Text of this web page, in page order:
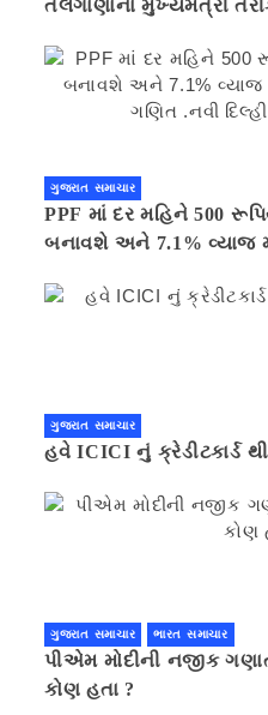
તેલંગાણાના મુખ્યમંત્રી
ગુજરાત સમાચાર
PPF માં દર મહિને 500
બનાવશે અને 7.1% વ્યાજ
ગુજરાત સમાચાર
હવે ICICI નું ક્રેડીટકાર્ડ
ગુજરાત સમાચાર ભારત સમાચાર
પીએમ મોદીની નજીક
કોણ હતા ?